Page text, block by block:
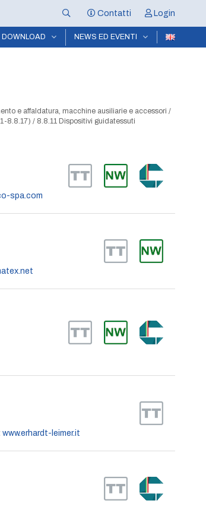
Contatti Login
DOWNLOAD NEWS ED EVENTI
e affaldatura, macchine ausiliarie e accessori /
8.8.17) / 8.8.11 Dispositivi guidatessuti
spa.com
www.erhardt-leimer.it